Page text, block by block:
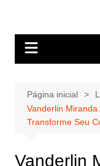
Página inicial
Vanderlin
Transforme Seu
Vanderlin